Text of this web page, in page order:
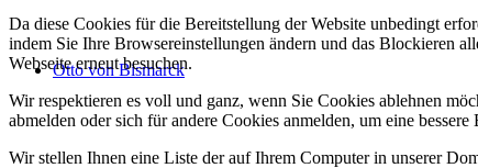
Otto von Bismarck
Da diese Cookies für die Bereitstellung der Website unbedingt
indem Sie Ihre Browsereinstellungen ändern und das Blockieren
Webseite erneut besuchen.
Wir respektieren es voll und ganz, wenn Sie Cookies ablehnen
abmelden oder sich für andere Cookies anmelden, um eine
Wir stellen Ihnen eine Liste der auf Ihrem Computer in unserer